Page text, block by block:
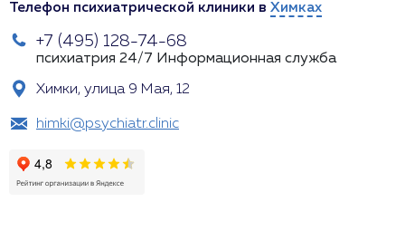
Телефон психиатрической клиники в Химках
+7 (495) 128-74-68
психиатрия 24/7 Информационная служба
Химки, улица 9 Мая, 12
himki@psychiatr.clinic